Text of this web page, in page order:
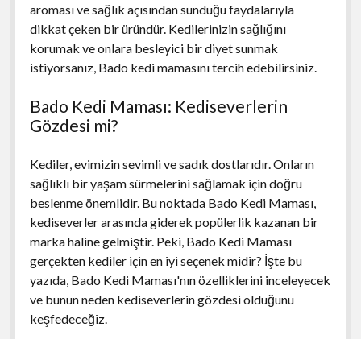
aroması ve sağlık açısından sunduğu faydalarıyla
dikkat çeken bir üründür. Kedilerinizin sağlığını
korumak ve onlara besleyici bir diyet sunmak
istiyorsanız, Bado kedi mamasını tercih edebilirsiniz.
Bado Kedi Maması: Kediseverlerin
Gözdesi mi?
Kediler, evimizin sevimli ve sadık dostlarıdır. Onların
sağlıklı bir yaşam sürmelerini sağlamak için doğru
beslenme önemlidir. Bu noktada Bado Kedi Maması,
kediseverler arasında giderek popülerlik kazanan bir
marka haline gelmiştir. Peki, Bado Kedi Maması
gerçekten kediler için en iyi seçenek midir? İşte bu
yazıda, Bado Kedi Maması'nın özelliklerini inceleyecek
ve bunun neden kediseverlerin gözdesi olduğunu
keşfedeceğiz.